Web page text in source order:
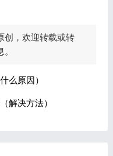
创，欢迎转载或转
么原因）
解决方法）